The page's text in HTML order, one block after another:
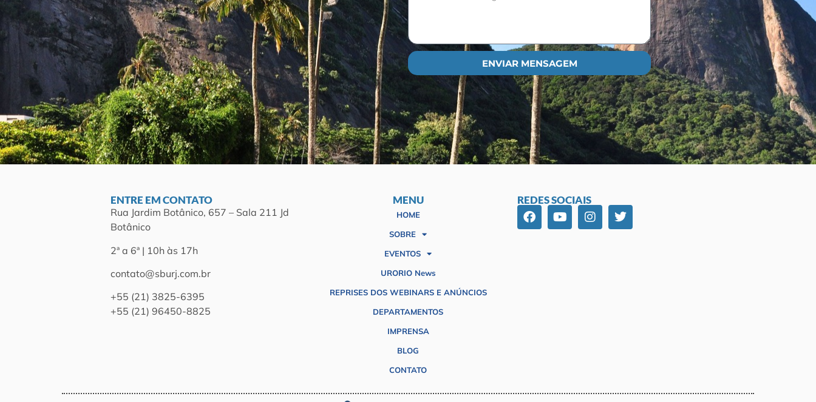
ENVIAR MENSAGEM
ENTRE EM CONTATO
Rua Jardim Botânico, 657 – Sala 211 Jd
Botânico
2ª a 6ª | 10h às 17h
contato@sburj.com.br
+55 (21) 3825-6395
+55 (21) 96450-8825
MENU
HOME
SOBRE
EVENTOS
URORIO News
REPRISES DOS WEBINARS E ANÚNCIOS
DEPARTAMENTOS
IMPRENSA
BLOG
CONTATO
REDES SOCIAIS